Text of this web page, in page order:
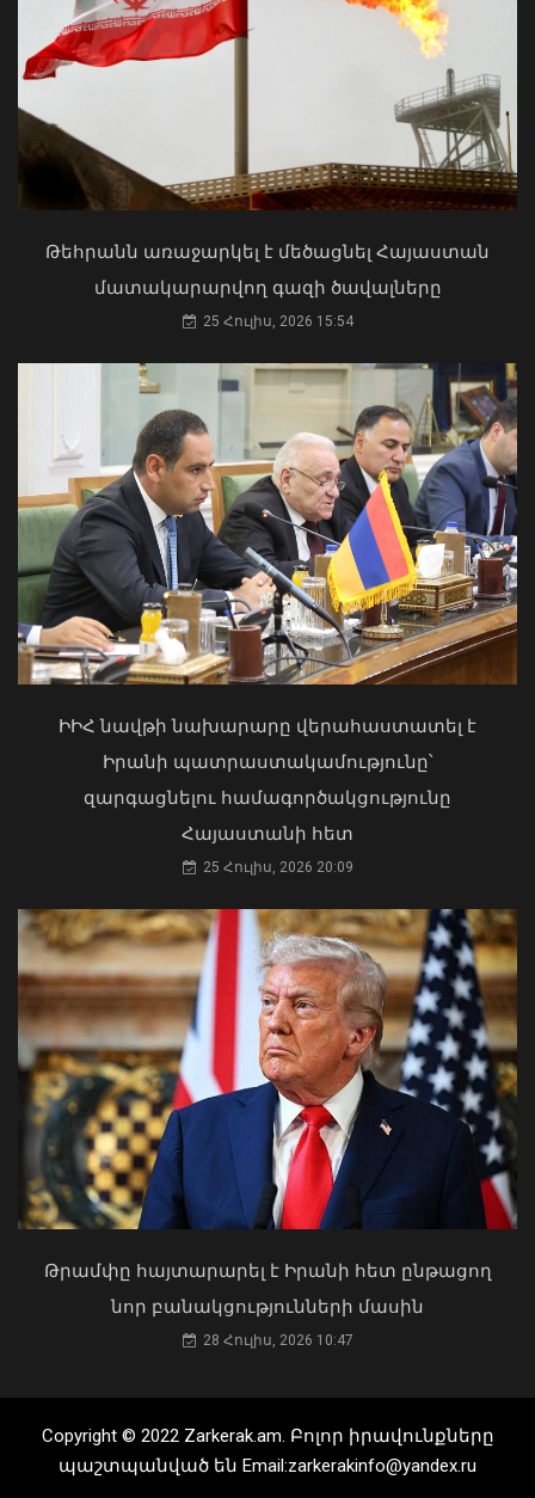
Վթար Լոռու մարզում․ փրկարարները
վարորդին դուրս են բերել
արգելափակումից
Փոփոխություններ են կատարվել
երթուղիներում
06 Օգոստոս, 2026 21:47
ԱԳ փոխնախարարը Նայրոբիում
ներկայացրել է COP17-ի
կազմակերպման Հայաստանի
06 Օգոստոս, 2026 21:44
Մկրտության արարողությունից հետո
Արտաշատում 14 մարդ թունավորման
ախտանիշներով դիմել է ԲԿ. ՀՎԿԱԿ
02 Օգոստոս, 2026 15:06
«Ուժեղ Հայաստան»-ը դեմ է
քվեարկելու ԱԺ նախագահի
պաշտոնում Ռուբեն Ռուբինյանի
03 Օգոստոս, 2026 13:13
Քաղաքացիները, Սևանի
ջրափրկարարներն ու Ճամբարակի
շտապօգնության բժիշկները Սևանա
լճի լողափերից մեկում փրկել են 27-
ամյա տղայի կյանքը
02 Օգոստոս, 2026 18:26
Թեհրանն առաջարկել է մեծացնել Հայաստան
մատակարարվող գազի ծավալները
25 Հուլիս, 2026 15:54
ԻԻՀ նավթի նախարարը վերահաստատել է
Իրանի պատրաստակամությունը՝
զարգացնելու համագործակցությունը
Հայաստանի հետ
25 Հուլիս, 2026 20:09
Թրամփը հայտարարել է Իրանի հետ ընթացող
նոր բանակցությունների մասին
28 Հուլիս, 2026 10:47
Copyright © 2022 Zarkerak.am. Բոլոր իրավունքները
պաշտպանված են Email:zarkerakinfo@yandex.ru